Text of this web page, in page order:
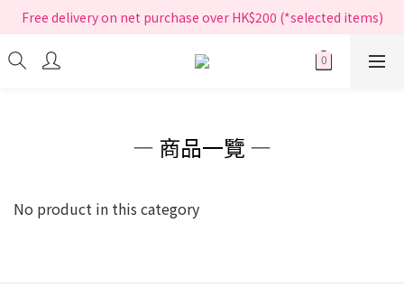
指定正價產品買滿$200享免運費
Free delivery on net purchase over HK$200 (*selected items)
指定正價產品買滿$200享免運費
― 商品一覽 ―
No product in this category